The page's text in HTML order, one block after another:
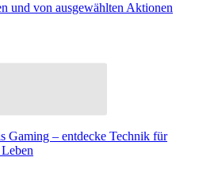
und von ausgewählten Aktionen
Gaming – entdecke Technik für